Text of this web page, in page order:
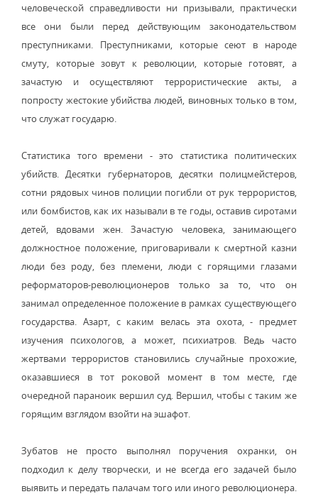
человеческой справедливости ни призывали, практически
все они были перед действующим законодательством
преступниками. Преступниками, которые сеют в народе
смуту, которые зовут к революции, которые готовят, а
зачастую и осуществляют террористические акты, а
попросту жестокие убийства людей, виновных только в том,
что служат государю.
Статистика того времени - это статистика политических
убийств. Десятки губернаторов, десятки полицмейстеров,
сотни рядовых чинов полиции погибли от рук террористов,
или бомбистов, как их называли в те годы, оставив сиротами
детей, вдовами жен. Зачастую человека, занимающего
должностное положение, приговаривали к смертной казни
люди без роду, без племени, люди с горящими глазами
реформаторов-революционеров только за то, что он
занимал определенное положение в рамках существующего
государства. Азарт, с каким велась эта охота, - предмет
изучения психологов, а может, психиатров. Ведь часто
жертвами террористов становились случайные прохожие,
оказавшиеся в тот роковой момент в том месте, где
очередной параноик вершил суд. Вершил, чтобы с таким же
горящим взглядом взойти на эшафот.
Зубатов не просто выполнял поручения охранки, он
подходил к делу творчески, и не всегда его задачей было
выявить и передать палачам того или иного революционера.